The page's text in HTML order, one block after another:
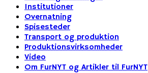
Institutioner
Overnatning
Spisesteder
Transport og produktion
Produktionsvirksomheder
Video
Om FurNYT og Artikler til FurNYT